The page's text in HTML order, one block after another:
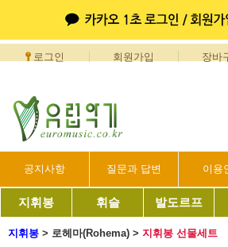
로그인 회원가입 장바
공지사항 질문과 답변 이용
지휘봉 휘슬 발도르프
지휘봉 > 로헤마(Rohema) > 지휘봉 선물세트